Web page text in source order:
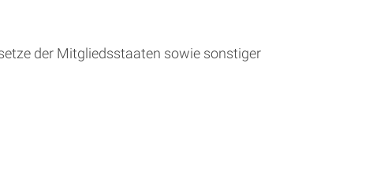
der Mitgliedsstaaten sowie sonstiger